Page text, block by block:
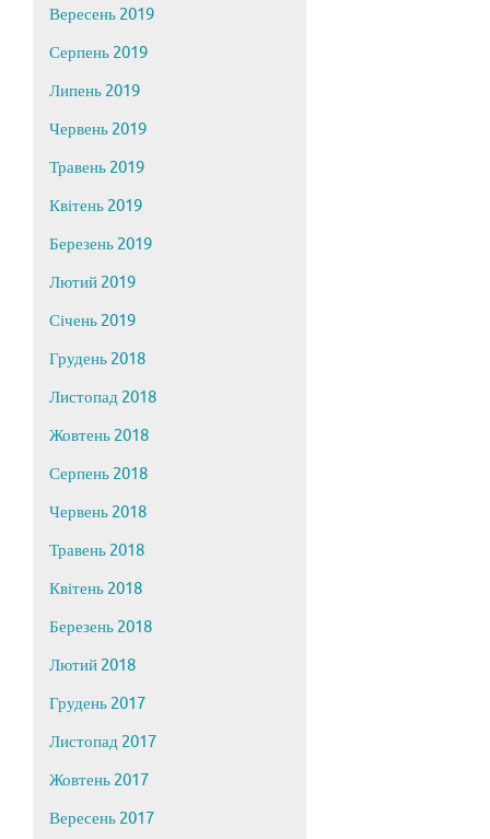
Вересень 2019
Серпень 2019
Липень 2019
Червень 2019
Травень 2019
Квітень 2019
Березень 2019
Лютий 2019
Січень 2019
Грудень 2018
Листопад 2018
Жовтень 2018
Серпень 2018
Червень 2018
Травень 2018
Квітень 2018
Березень 2018
Лютий 2018
Грудень 2017
Листопад 2017
Жовтень 2017
Вересень 2017